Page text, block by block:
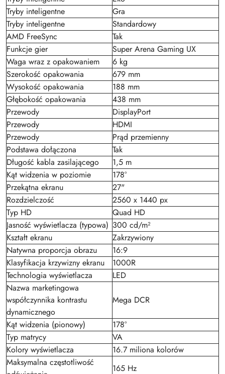
Tryby inteligentne
Gra
Tryby inteligentne
Standardowy
AMD FreeSync
Tak
Funkcje gier
Super Arena Gaming UX
Waga wraz z opakowaniem
6 kg
Szerokość opakowania
679 mm
Wysokość opakowania
188 mm
Głębokość opakowania
438 mm
Przewody
DisplayPort
Przewody
HDMI
Przewody
Prąd przemienny
Podstawa dołączona
Tak
Długość kabla zasilającego
1,5 m
Kąt widzenia w poziomie
178°
Przekątna ekranu
27"
Rozdzielczość
2560 x 1440 px
Typ HD
Quad HD
Jasność wyświetlacza (typowa) 300 cd/m²
Kształt ekranu
Zakrzywiony
Natywna proporcja obrazu
16:9
Klasyfikacja krzywizny ekranu
1000R
Technologia wyświetlacza
LED
Nazwa marketingowa
współczynnika kontrastu
dynamicznego
Mega DCR
Kąt widzenia (pionowy)
178°
Typ matrycy
VA
Kolory wyświetlacza
16.7 miliona kolorów
Maksymalna częstotliwość
165 Hz